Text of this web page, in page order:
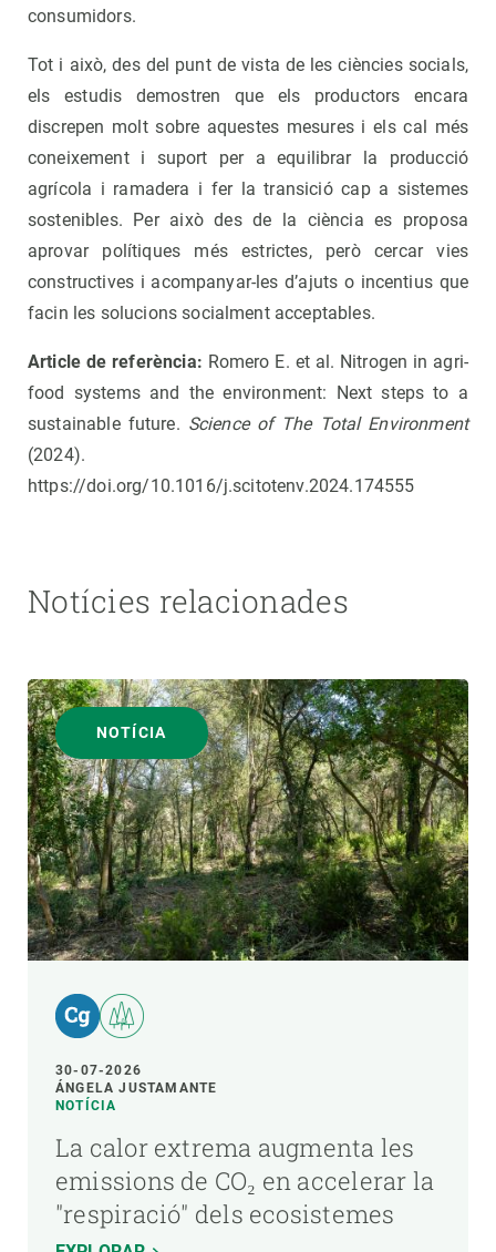
consumidors.
Tot i això, des del punt de vista de les ciències socials,
els estudis demostren que els productors encara
discrepen molt sobre aquestes mesures i els cal més
coneixement i suport per a equilibrar la producció
agrícola i ramadera i fer la transició cap a sistemes
sostenibles. Per això des de la ciència es proposa
aprovar polítiques més estrictes, però cercar vies
constructives i acompanyar-les d’ajuts o incentius que
facin les solucions socialment acceptables.
Article de referència: Romero E. et al. Nitrogen in agri-
food systems and the environment: Next steps to a
sustainable future. Science of The Total Environment
(2024).
https://doi.org/10.1016/j.scitotenv.2024.174555
Notícies relacionades
NOTÍCIA
30-07-2026
ÁNGELA JUSTAMANTE
NOTÍCIA
La calor extrema augmenta les
emissions de CO₂ en accelerar la
"respiració" dels ecosistemes